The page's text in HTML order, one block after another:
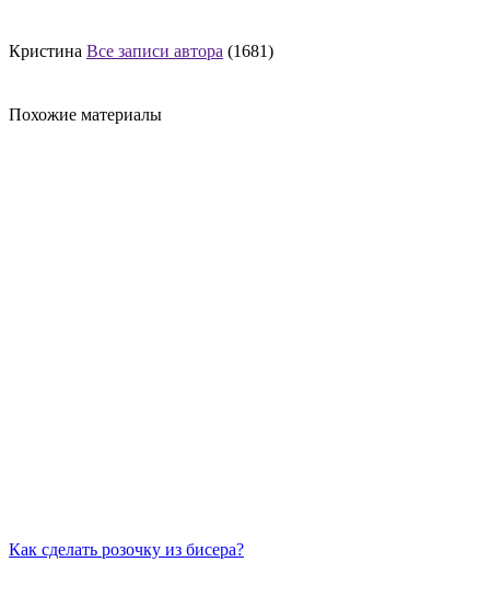
Кристина Все записи автора (1681)
Похожие материалы
Как сделать розочку из бисера?